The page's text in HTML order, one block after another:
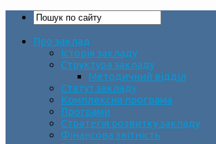
Про заклад
Історія закладу
Структура закладу
Методичний відділ
Статут закладу
Комплексна програма
Програми
Стратегія розвитку закладу
Фінансова звітність